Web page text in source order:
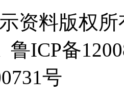
资料版权
鲁ICP备
号